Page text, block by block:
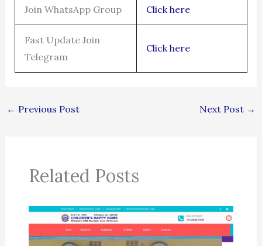
Join WhatsApp Group Click here
Fast Update Join
Telegram
Click here
← Previous Post Next Post →
Related Posts